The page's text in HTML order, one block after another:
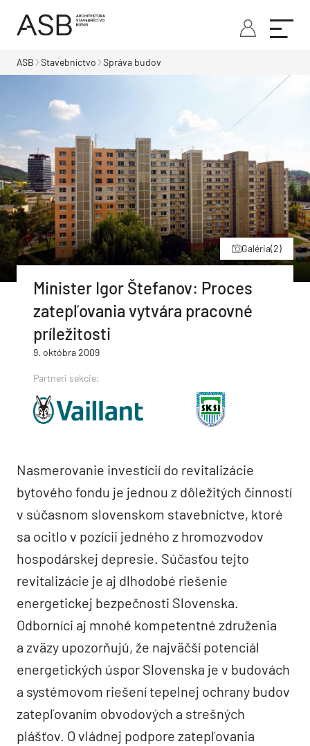
ASB Stavebníctvo Správa budov
Galéria(2)
Minister Igor Štefanov: Proces
zatepľovania vytvára pracovné
príležitosti
9. októbra 2009
Partneri sekcie:
Nasmerovanie investícií do revitalizácie
bytového fondu je jednou z dôležitých činností
v súčasnom slovenskom stavebníctve, ktoré
sa ocitlo v pozícii jedného z hromozvodov
hospodárskej depresie. Súčasťou tejto
revitalizácie je aj dlhodobé riešenie
energetickej bezpečnosti Slovenska.
Odborníci aj mnohé kompetentné združenia
a zväzy upozorňujú, že najväčší potenciál
energetických úspor Slovenska je v budovách
a systémovom riešení tepelnej ochrany budov
zatepľovaním obvodových a strešných
plášťov. O vládnej podpore zatepľovania